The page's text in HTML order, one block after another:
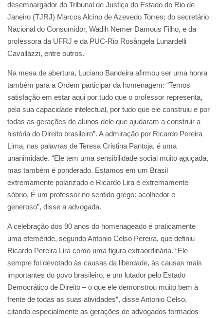
desembargador do Tribunal de Justiça do Estado do Rio de
Janeiro (TJRJ) Marcos Alcino de Azevedo Torres; do secretário
Nacional do Consumidor, Wadih Nemer Damous Filho, e da
professora da UFRJ e da PUC-Rio Rosângela Lunardelli
Cavallazzi, entre outros.
Na mesa de abertura, Luciano Bandeira afirmou ser uma honra
também para a Ordem participar da homenagem: “Temos
satisfação em estar aqui por tudo que o professor representa,
pela sua capacidade intelectual, por tudo que ele construiu e por
todas as gerações de alunos dele que ajudaram a construir a
história do Direito brasileiro”. A admiração por Ricardo Pereira
Lima, nas palavras de Teresa Cristina Pantoja, é uma
unanimidade. “Ele tem uma sensibilidade social muito aguçada,
mas também é ponderado. Estamos em um Brasil
extremamente polarizado e Ricardo Lira é extremamente
sóbrio. É um professor no sentido grego: acolhedor e
generoso”, disse a advogada.
A celebração dos 90 anos do homenageado é praticamente
uma efeméride, segundo Antonio Celso Pereira, que definiu
Ricardo Pereira Lira como uma figura extraordinária. “Ele
sempre foi devotado às causas da liberdade, às causas mais
importantes do povo brasileiro, e um lutador pelo Estado
Democrático de Direito – o que ele demonstrou muito bem à
frente de todas as suas atividades”, disse Antonio Celso,
citando especialmente as gerações de advogados formados